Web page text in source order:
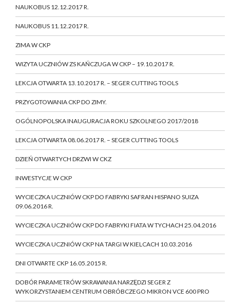
NAUKOBUS 12.12.2017 R.
NAUKOBUS 11.12.2017 R.
ZIMA W CKP
WIZYTA UCZNIÓW ZS KAŃCZUGA W CKP – 19.10.2017 R.
LEKCJA OTWARTA 13.10.2017 R. – SEGER CUTTING TOOLS
PRZYGOTOWANIA CKP DO ZIMY.
OGÓLNOPOLSKA INAUGURACJA ROKU SZKOLNEGO 2017/2018
LEKCJA OTWARTA 08.06.2017 R. – SEGER CUTTING TOOLS
DZIEŃ OTWARTYCH DRZWI W CKZ
INWESTYCJE W CKP
WYCIECZKA UCZNIÓW CKP DO FABRYKI SAFRAN HISPANO SUIZA
09.06.2016 R.
WYCIECZKA UCZNIÓW CKP DO FABRYKI FIATA W TYCHACH 25.04.2016
WYCIECZKA UCZNIÓW CKP NA TARGI W KIELCACH 10.03.2016
DNI OTWARTE CKP 16.05.2015 R.
DOBÓR PARAMETRÓW SKRAWANIA NARZĘDZI SEGER Z
WYKORZYSTANIEM CENTRUM OBRÓBCZEGO MIKRON VCE 600 PRO